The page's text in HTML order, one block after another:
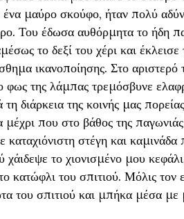
μαύρο σκούφο, ήταν πολύ
Του έδωσα αυθόρμητα το ήδη
το δεξί του χέρι και
ικανοποίησης. Στο αριστερό
φως της λάμπας τρεμόσβυνε
διάρκεια της κοινής μας
μέχρι που στο βάθος της
καταχιόνιστη στέγη και
χάιδεψε το χιονισμένο μου
κατώφλι του σπιτιού. Μόλις τον
του σπιτιού και μπήκα μέσα με